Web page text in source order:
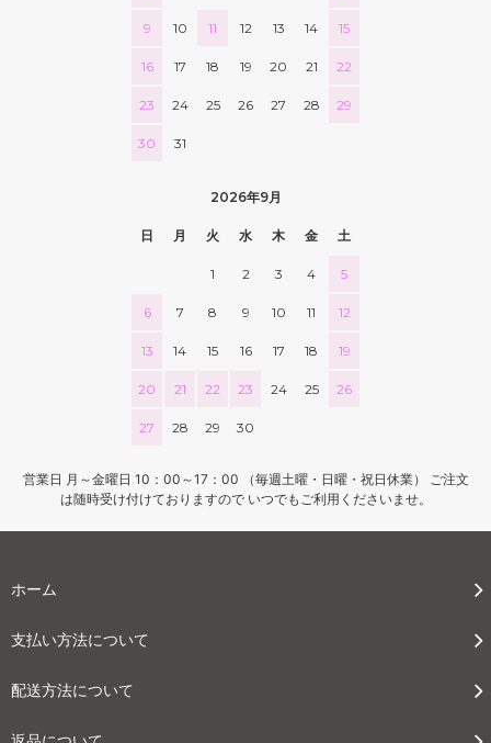
9 10 11 12 13 14 15
16 17 18 19 20 21 22
23 24 25 26 27 28 29
30 31
2026年9月
日 月 火 水 木 金 土
1 2 3 4 5
6 7 8 9 10 11 12
13 14 15 16 17 18 19
20 21 22 23 24 25 26
27 28 29 30
営業日 月～金曜日 10：00～17：00 （毎週土曜・日曜・祝日休業） ご注文
は随時受け付けておりますので いつでもご利用くださいませ。
ホーム
支払い方法について
配送方法について